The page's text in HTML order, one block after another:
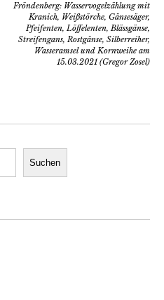
Fröndenberg: Wasservogelzählung mit
Kranich, Weißstörche, Gänsesäger,
Pfeifenten, Löffelenten, Blässgänse,
Streifengans, Rostgänse, Silberreiher,
Wasseramsel und Kornweihe am
15.03.2021 (Gregor Zosel)
Suchen